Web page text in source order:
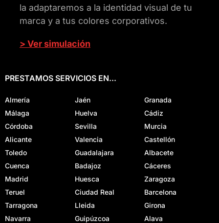
la adaptaremos a la identidad visual de tu
marca y a tus colores corporativos.
> Ver simulación
PRESTAMOS SERVICIOS EN...
Almería Jaén
Granada
Málaga
Huelva
Cádiz
Córdoba
Sevilla
Murcia
Alicante
Valencia
Castellón
Toledo
Guadalajara
Albacete
Cuenca
Badajoz
Cáceres
Madrid
Huesca
Zaragoza
Teruel
Ciudad Real
Barcelona
Tarragona
Lleida
Girona
Navarra
Guipúzcoa
Alava